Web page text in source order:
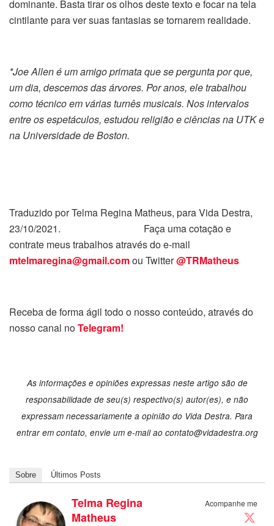
dominante. Basta tirar os olhos deste texto e focar na tela
cintilante para ver suas fantasias se tornarem realidade.
*Joe Allen é um amigo primata que se pergunta por que,
um dia, descemos das árvores. Por anos, ele trabalhou
como técnico em várias turnês musicais. Nos intervalos
entre os espetáculos, estudou religião e ciências na UTK e
na Universidade de Boston.
Traduzido por Telma Regina Matheus, para Vida Destra,
23/10/2021. Faça uma cotação e
contrate meus trabalhos através do e-mail
mtelmaregina@gmail.comou Twitter@TRMatheus
Receba de forma ágil todo o nosso conteúdo, através do
nosso canal noTelegram!
As informações e opiniões expressas neste artigo são de
responsabilidade de seu(s) respectivo(s) autor(es), e não
expressam necessariamente a opinião do Vida Destra. Para
entrar em contato, envie um e-mail ao contato@vidadestra.org
Sobre Últimos Posts
Acompanhe me
Telma Regina
Matheus